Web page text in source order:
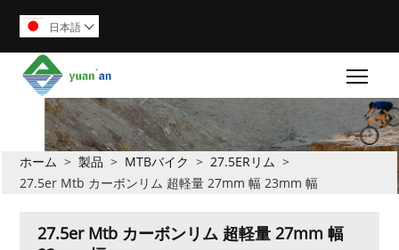
日本語 
ホーム > 製品 > MTBバイク > 27.5ERリム >
27.5er Mtb カーボンリム 超軽量 27mm 幅 23mm 幅
27.5er Mtb カーボンリム 超軽量 27mm 幅